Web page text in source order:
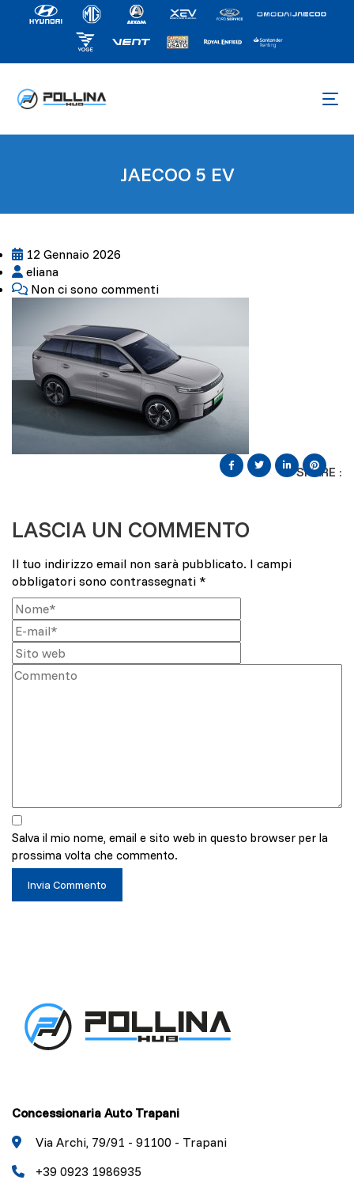
JAECOO 5 EV
12 Gennaio 2026
eliana
Non ci sono commenti
SHARE :
LASCIA UN COMMENTO
Il tuo indirizzo email non sarà pubblicato. I campi
obbligatori sono contrassegnati *
Salva il mio nome, email e sito web in questo browser per la
prossima volta che commento.
Concessionaria Auto Trapani
Via Archi, 79/91 - 91100 - Trapani
+39 0923 1986935